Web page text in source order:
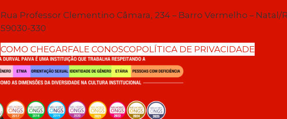
Rua Professor Clementino Câmara, 234 – Barro Vermelho – Natal/
59030-330
COMO CHEGARFALE CONOSCOPOLÍTICA DE PRIVACIDADE